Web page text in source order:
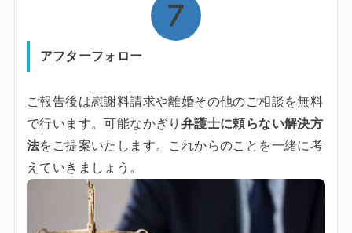
アフターフォロー
ご報告後は慰謝料請求や離婚その他のご相談を無料
で行います。可能なかぎり 弁護士に頼らない解決方
法をご提案いたします。これからのことを一緒に考
えていきましょう。